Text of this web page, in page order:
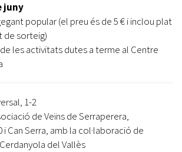
juny
popular (el preu és de 5 € i inclou plat
de sorteig)
les activitats dutes a terme al Centre
1-2
de Veïns de Serraperera,
i Can Serra, amb la col·laboració de
del Vallès